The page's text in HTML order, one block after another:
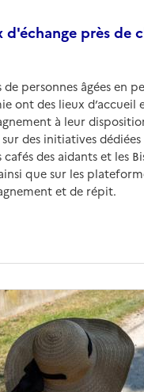
d'échange près de
de personnes âgées en
ont des lieux d’accueil
à leur
des initiatives dédiées
cafés des aidants et les
que sur les
et de répit.